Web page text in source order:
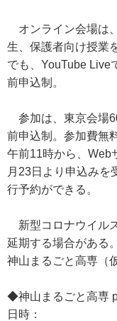
オンライン会場は
生、保護者向け授業
でも、YouTube Live
前申込制。
参加は、東京会場
前申込制。参加費無
午前11時から、Web
月23日より申込みを
行予約ができる。
新型コロナウイル
延期する場合がある
神山まるごと高専（
◆神山まるごと高専
日時：